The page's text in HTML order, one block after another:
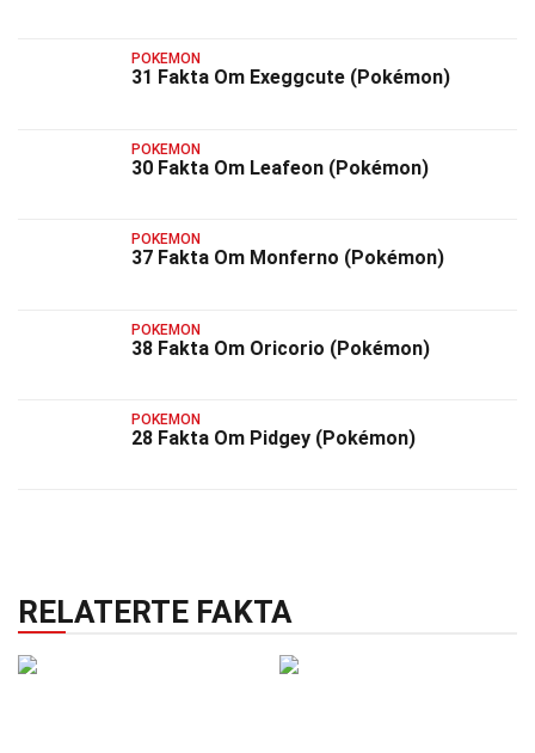
POKEMON
31 Fakta Om Exeggcute (Pokémon)
POKEMON
30 Fakta Om Leafeon (Pokémon)
POKEMON
37 Fakta Om Monferno (Pokémon)
POKEMON
38 Fakta Om Oricorio (Pokémon)
POKEMON
28 Fakta Om Pidgey (Pokémon)
RELATERTE FAKTA